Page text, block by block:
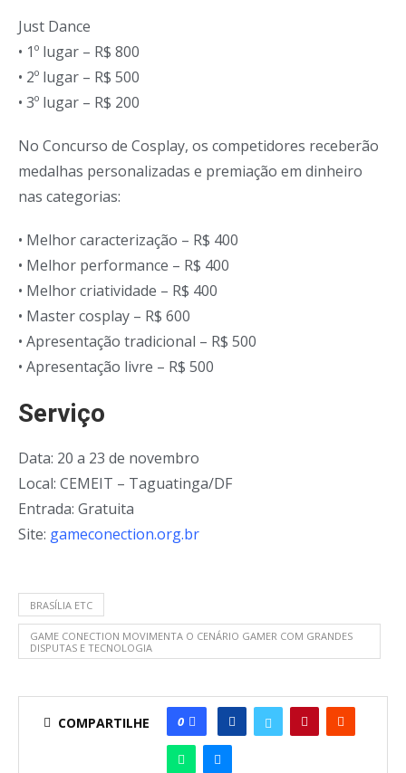
Just Dance
• 1º lugar – R$ 800
• 2º lugar – R$ 500
• 3º lugar – R$ 200
No Concurso de Cosplay, os competidores receberão
medalhas personalizadas e premiação em dinheiro
nas categorias:
• Melhor caracterização – R$ 400
• Melhor performance – R$ 400
• Melhor criatividade – R$ 400
• Master cosplay – R$ 600
• Apresentação tradicional – R$ 500
• Apresentação livre – R$ 500
Serviço
Data: 20 a 23 de novembro
Local: CEMEIT – Taguatinga/DF
Entrada: Gratuita
Site: gameconection.org.br
BRASÍLIA ETC
GAME CONECTION MOVIMENTA O CENÁRIO GAMER COM GRANDES
DISPUTAS E TECNOLOGIA
COMPARTILHE 0